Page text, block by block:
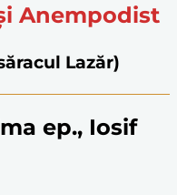
Anempodist
Lazăr)
ep., Iosif